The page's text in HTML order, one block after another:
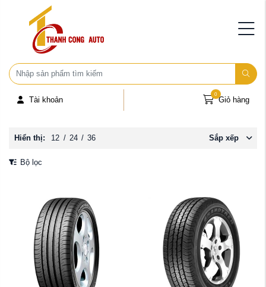
Tài khoản Giỏ hàng
0
Hiển thị: 12 / 24 / 36 Sắp xếp
Bộ lọc